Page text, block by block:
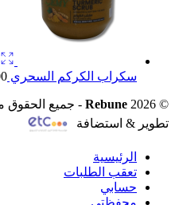
سكراب الكركم السحري
© 2026
Rebune - جميع الحقوق
تطوير & استضافة
الرئيسية
تعقب الطلبات
حسابي
محفظتى